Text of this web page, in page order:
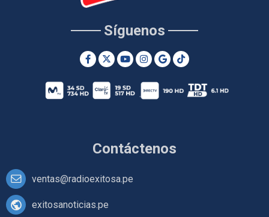
Contáctenos
ventas@radioexitosa.pe
exitosanoticias.pe
Síguenos